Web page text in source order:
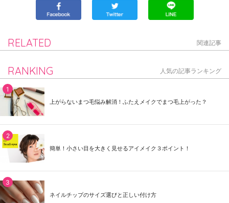
RELATED 関連記事
RANKING 人気の記事ランキング
上がらないまつ毛悩み解消！ふたえメイクでまつ毛上がった？
簡単！小さい目を大きく見せるアイメイク３ポイント！
ネイルチップのサイズ選びと正しい付け方